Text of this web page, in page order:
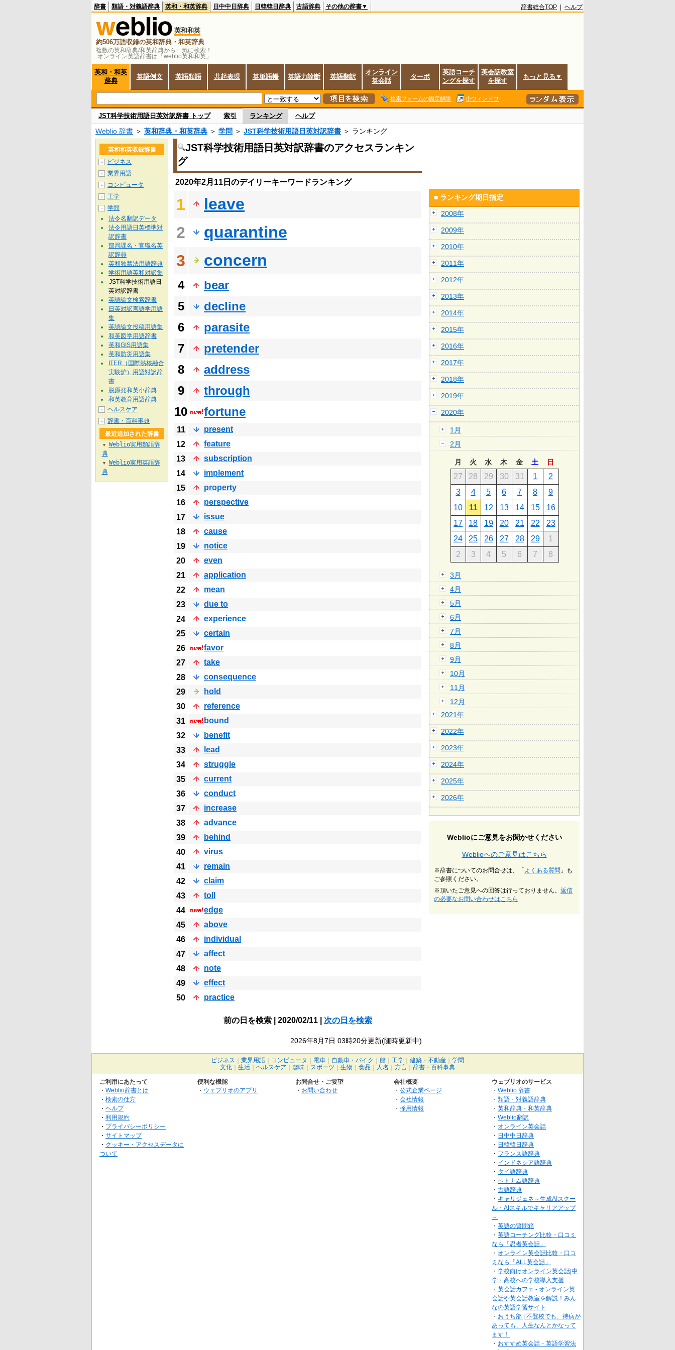
複数の英和辞典/和英辞典から一気に検索！
オンライン英語辞書は「weblio英和和英」
辞書 類語・対義語辞典 英和・和英辞典 日中中日辞典 日韓韓日辞典 古語辞典 その他の辞書▼ 辞書総合TOP ヘルプ
英和和英
約506万語収録の英和辞典・和英辞典
英和・和英
辞典
英語例文 英語類語 共起表現 英単語帳 英語力診断 英語翻訳
オンライン
英会話
ターボ
英語コーチ
ングを探す
英会話教室
を探す
もっと見る▼
検索フォームの固定解除 小ウィンドウ
JST科学技術用語日英対訳辞書 トップ 索引 ランキング ヘルプ
Weblio 辞書 ＞ 英和辞典・和英辞典 ＞ 学問 ＞ JST科学技術用語日英対訳辞書 ＞ ランキング
JST科学技術用語日英対訳辞書のアクセスランキン
グ
2020年2月11日のデイリーキーワードランキング
1
leave
2
quarantine
3
concern
4
bear
5
decline
6
parasite
7
pretender
8
address
9
through
10
fortune
11
present
12
feature
13
subscription
14
implement
15
property
16
perspective
17
issue
18
cause
19
notice
20
even
21
application
22
mean
23
due to
24
experience
25
certain
26
favor
27
take
28
consequence
29
hold
30
reference
31
bound
32
benefit
33
lead
34
struggle
35
current
36
conduct
37
increase
38
advance
39
behind
40
virus
41
remain
42
claim
43
toll
44
edge
45
above
46
individual
47
affect
48
note
49
effect
50
practice
前の日を検索 | 2020/02/11 | 次の日を検索
2026年8月7日 03時20分更新(随時更新中)
英和和英収録辞書
＋ ビジネス
＋ 業界用語
＋ コンピュータ
＋ 工学
－
学問
法令名翻訳データ
法令用語日英標準対
訳辞書
部局課名・官職名英
訳辞典
英和独禁法用語辞典
学術用語英和対訳集
JST科学技術用語日
英対訳辞書
英語論文検索辞書
日英対訳言語学用語
集
英語論文投稿用語集
和英図学用語辞書
英和GIS用語集
英和防災用語集
ITER（国際熱核融合
実験炉）用語対訳辞
書
脱原発和英小辞典
和英教育用語辞典
＋ ヘルスケア
＋
辞書・百科事典
最近追加された辞書
▼
Weblio実用類語辞
典
▼
Weblio実用英語辞
典
■ ランキング期日指定
2008年
2009年
2010年
2011年
2012年
2013年
2014年
2015年
2016年
2017年
2018年
2019年
2020年
1月
2月
月 火 水 木 金 土 日
27 28 29 30 31 1
2
3
4 5 6 7 8
9
10
11 12 13 14 15
16
17
18 19 20 21 22
23
24
25 26 27 28 29
1
2
3 4 5 6 7 8
3月
4月
5月
6月
7月
8月
9月
10月
11月
12月
2021年
2022年
2023年
2024年
2025年
2026年
Weblioにご意見をお聞かせください
Weblioへのご意見はこちら
※辞書についてのお問合せは、「 よくある質問 」も
ご参照ください。
※頂いたご意見への回答は行っておりません。 返信
の必要なお問い合わせはこちら
ビジネス 業界用語 コンピュータ 電車 自動車・バイク 船 工学 建築・不動産
学問
文化
生活 ヘルスケア 趣味 スポーツ 生物 食品 人名 方言 辞書・百科事典
ご利用にあたって
・ Weblio辞書とは
・ 検索の仕方
・ ヘルプ
・ 利用規約
・ プライバシーポリシー
・ サイトマップ
・ クッキー・アクセスデータに
ついて
便利な機能
・ ウェブリオのアプリ
お問合せ・ご要望
・ お問い合わせ
会社概要
・ 公式企業ページ
・ 会社情報
・ 採用情報
ウェブリオのサービス
・ Weblio 辞書
・ 類語・対義語辞典
・ 英和辞典・和英辞典
・ Weblio翻訳
・ オンライン英会話
・ 日中中日辞典
・ 日韓韓日辞典
・ フランス語辞典
・ インドネシア語辞典
・ タイ語辞典
・ ベトナム語辞典
・ 古語辞典
・ キャリジェネ～生成AIスクー
ル・AIスキルでキャリアアップ
～
・ 英語の質問箱
・ 英語コーチング比較・口コミ
なら「忍者英会話」
・ オンライン英会話比較・口コ
ミなら「ALL英会話」
・ 学校向けオンライン英会話|中
学・高校への学校導入支援
・ 英会話カフェ - オンライン英
会話や英会話教室を解説！みん
なの英語学習サイト
・ おうち部 | 不登校でも、持病が
あっても、人生なんとかなって
ます！
・ おすすめ英会話・英語学習法